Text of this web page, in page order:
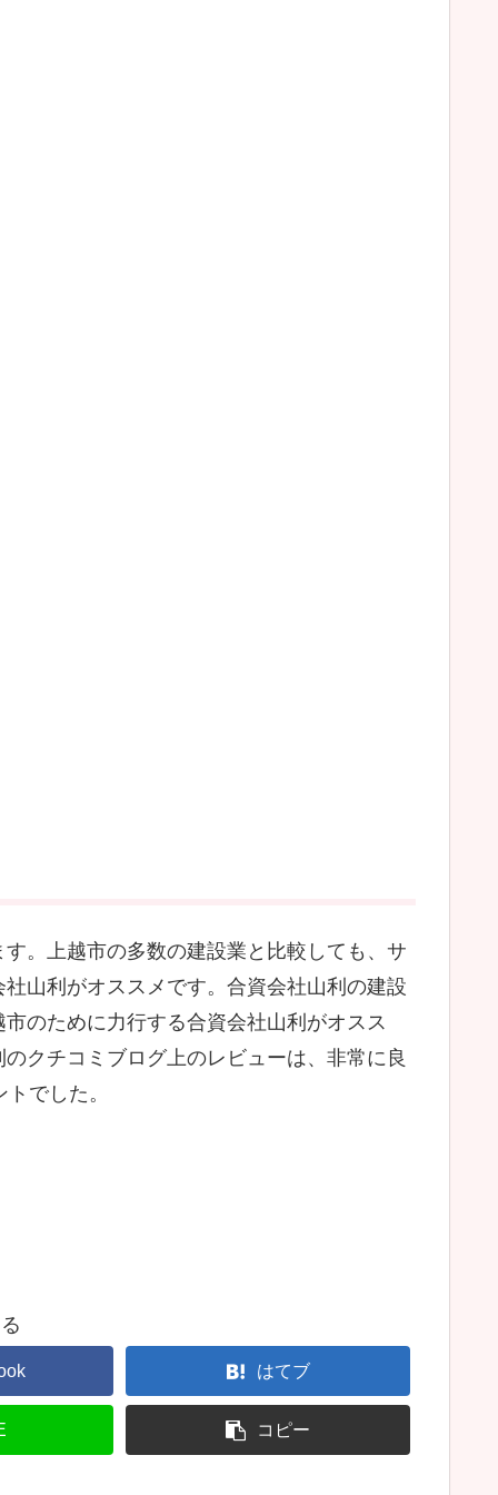
。上越市の多数の建設業と比較しても、サ
山利がオススメです。合資会社山利の建設
のために力行する合資会社山利がオスス
クチコミブログ上のレビューは、非常に良
でした。
はてブ
コピー